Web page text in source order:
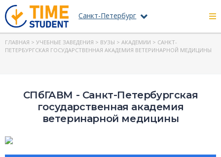
Санкт-Петербург
ГЛАВНАЯ > УЧЕБНЫЕ ЗАВЕДЕНИЯ > ВУЗЫ > АКАДЕМИИ > САНКТ-
ПЕТЕРБУРГСКАЯ ГОСУДАРСТВЕННАЯ АКАДЕМИЯ ВЕТЕРИНАРНОЙ МЕДИЦИНЫ
СПбГАВМ - Санкт-Петербургская
государственная академия
ветеринарной медицины